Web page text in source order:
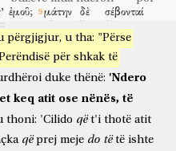
ἐμοῦ; μάτην δὲ σέβονταί
ἀνθρώπων.
njerëzish
εἶπεν
tha
αὐτοῖς,
atyre
ἀκούετε
dëgjoni dhe
εἰς τὸ στόμα κοινοῖ τὸν
ἐκ
prej
τοῦ στόματος,
gojës
τοῦτο
kjo
κοινοῖ
ndyn
Sepse nuk i lajnë duart
përgjigjur, u tha: "Përse
për shkak të
duke thënë: 'Ndero
keq atit ose nënës, të
thoni: 'Cilido që t'i thotë atit
që prej meje do të të ishte